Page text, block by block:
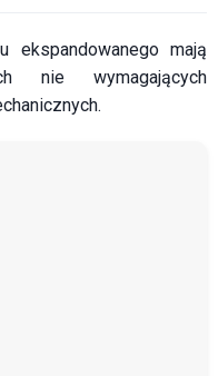
ekspandowanego mają
nie wymagających